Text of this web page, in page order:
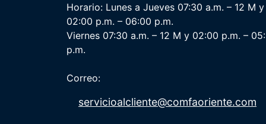
Horario: Lunes a Jueves 07:30 a.m. – 12 M y
02:00 p.m. – 06:00 p.m.
Viernes 07:30 a.m. – 12 M y 02:00 p.m. –
p.m.
Correo:
servicioalcliente@comfaoriente.com